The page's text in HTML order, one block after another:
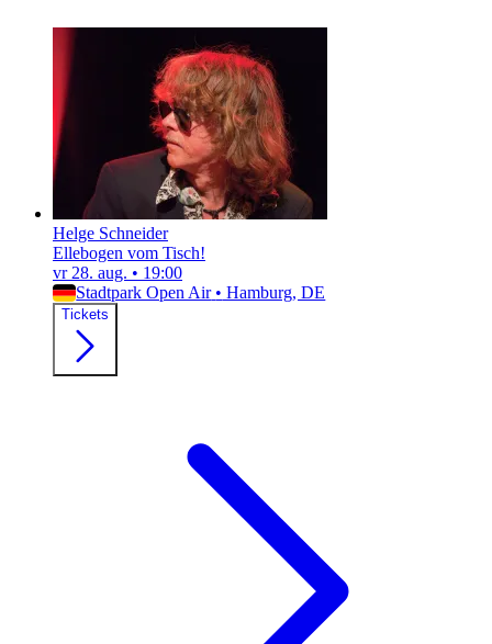
Helge Schneider
Ellebogen vom Tisch!
vr 28. aug. • 19:00
Stadtpark Open Air • Hamburg, DE
Tickets